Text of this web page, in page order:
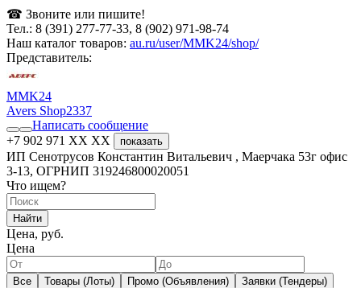
☎ Звоните или пишите!
Тел.: 8 (391) 277-77-33, 8 (902) 971-98-74
Наш каталог товаров: au.ru/user/MMK24/shop/
Представитель:
MMK24
Avers Shop2337
Написать сообщение
+7 902 971 XX XX
показать
ИП Сенотрусов Константин Витальевич , Маерчака 53г офис
3-13, ОГРНИП 319246800020051
Что ищем?
Найти
Цена, руб.
Цена
Все Товары (Лоты) Промо (Объявления)
Заявки (Тендеры)